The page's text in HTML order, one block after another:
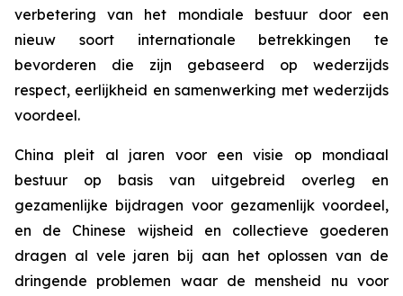
verbetering van het mondiale bestuur door een
nieuw soort internationale betrekkingen te
bevorderen die zijn gebaseerd op wederzijds
respect, eerlijkheid en samenwerking met wederzijds
voordeel.
China pleit al jaren voor een visie op mondiaal
bestuur op basis van uitgebreid overleg en
gezamenlijke bijdragen voor gezamenlijk voordeel,
en de Chinese wijsheid en collectieve goederen
dragen al vele jaren bij aan het oplossen van de
dringende problemen waar de mensheid nu voor